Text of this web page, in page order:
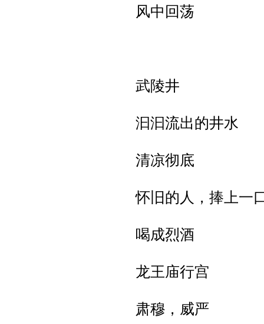
风中回荡
武陵井
汩汩流出的井水
清凉彻底
怀旧的人，捧上一
喝成烈酒
龙王庙行宫
肃穆，威严